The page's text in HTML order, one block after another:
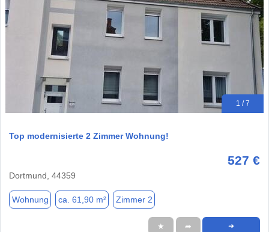
1 / 7
Top modernisierte 2 Zimmer Wohnung!
527 €
Dortmund, 44359
Wohnung ca. 61,90 m² Zimmer 2
★ ➦ ➜